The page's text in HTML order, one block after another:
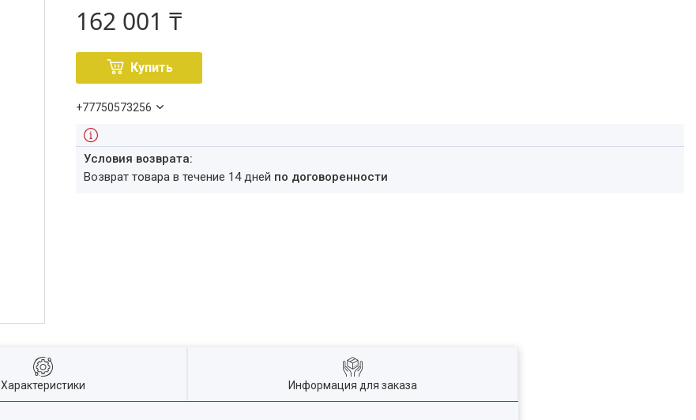
162 001 ₸
Купить
+77750573256
возврат товара в течение 14 дней по договоренности
Характеристики Информация для заказа